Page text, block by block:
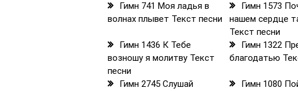
Гимн 741 Моя ладья в
волнах плывет Текст песни
Гимн 1573
нашем сердце
Текст песни
Гимн 1436 К Тебе
возношу я молитву Текст
песни
Гимн 1322
благодатью
Гимн 2745 Слушай
Гимн 1080